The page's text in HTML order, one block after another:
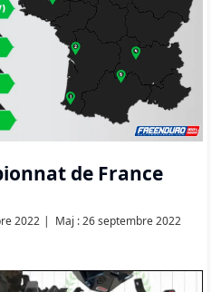
de France
2022
Maj : 26 septembre 2022